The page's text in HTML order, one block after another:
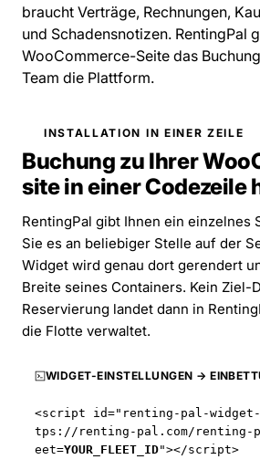
braucht Verträge, Rechnungen,
und Schadensnotizen. RentingPal
WooCommerce-Seite das
Team die Plattform.
INSTALLATION IN EINER ZEILE
Buchung zu Ihrer
site in einer Codezeile
RentingPal gibt Ihnen ein einzelnes
Sie es an beliebiger Stelle auf der
Widget wird genau dort gerendert
Breite seines Containers. Kein Ziel-
Reservierung landet dann in
die Flotte verwaltet.
WIDGET-EINSTELLUNGEN →
<script id="renting-pal-
tps://renting-pal.com/renting-
eet=YOUR_FLEET_ID"></script>